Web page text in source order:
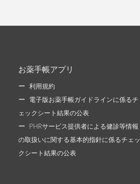
お薬手帳アプリ
利用規約
電子版お薬手帳ガイドラインに係るチ
ェックシート結果の公表
PHRサービス提供者による健診等情報
の取扱いに関する基本的指針に係るチェッ
クシート結果の公表